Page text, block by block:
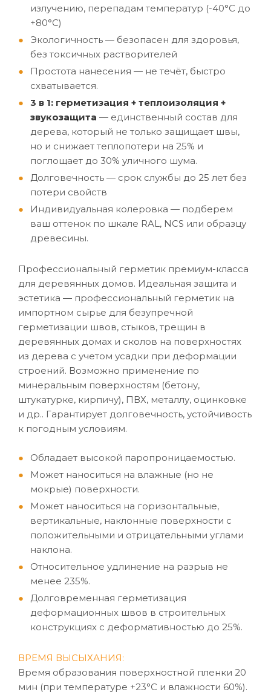
излучению, перепадам температур (-40°C до
+80°C)
Экологичность — безопасен для здоровья,
без токсичных растворителей
Простота нанесения — не течёт, быстро
схватывается.
3 в 1: герметизация + теплоизоляция +
звукозащита — единственный состав для
дерева, который не только защищает швы,
но и снижает теплопотери на 25% и
поглощает до 30% уличного шума.
Долговечность — срок службы до 25 лет без
потери свойств
Индивидуальная колеровка — подберем
ваш оттенок по шкале RAL, NCS или образцу
древесины.
Профессиональный герметик премиум-класса
для деревянных домов. Идеальная защита и
эстетика — профессиональный герметик на
импортном сырье для безупречной
герметизации швов, стыков, трещин в
деревянных домах и сколов на поверхностях
из дерева с учетом усадки при деформации
строений. Возможно применение по
минеральным поверхностям (бетону,
штукатурке, кирпичу), ПВХ, металлу, оцинковке
и др.. Гарантирует долговечность, устойчивость
к погодным условиям.
Обладает высокой паропроницаемостью.
Может наноситься на влажные (но не
мокрые) поверхности.
Может наноситься на горизонтальные,
вертикальные, наклонные поверхности с
положительными и отрицательными углами
наклона.
Относительное удлинение на разрыв не
менее 235%.
Долговременная герметизация
деформационных швов в строительных
конструкциях с деформативностью до 25%.
ВРЕМЯ ВЫСЫХАНИЯ:
Время образования поверхностной пленки 20
мин (при температуре +23°C и влажности 60%).